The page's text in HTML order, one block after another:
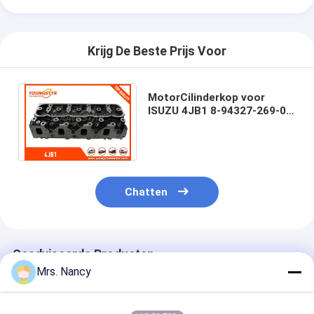
Motor van een autokleppen
Cilinderkopreparaties
TRAPASkatrol
cilinderkoppakking
De Pomp van de autoleiding
Krijg De Beste Prijs Voor
MotorCilinderkop voor
ISUZU 4JB1 8-94327-269-0;
Chatten
Geadviseerde Producten
Mrs. Nancy